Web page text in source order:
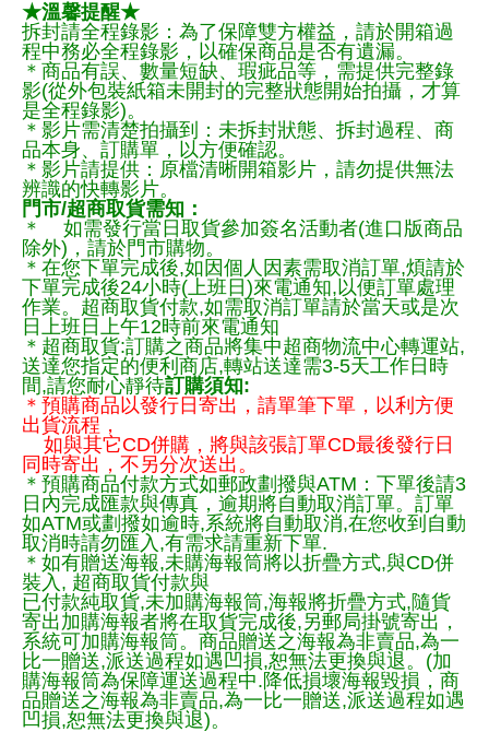
★溫馨提醒★
拆封請全程錄影：為了保障雙方權益，請於開箱過
程中務必全程錄影，以確保商品是否有遺漏。
＊商品有誤、數量短缺、瑕疵品等，需提供完整錄
影(從外包裝紙箱未開封的完整狀態開始拍攝，才算
是全程錄影)。
＊影片需清楚拍攝到：未拆封狀態、拆封過程、商
品本身、訂購單，以方便確認。
＊影片請提供：原檔清晰開箱影片，請勿提供無法
辨識的快轉影片。
門市/超商取貨需知：
＊ 如需發行當日取貨參加簽名活動者(進口版商品
除外)，請於門市購物。
＊在您下單完成後,如因個人因素需取消訂單,煩請於
下單完成後24小時(上班日)來電通知,以便訂單處理
作業。超商取貨付款,如需取消訂單請於當天或是次
日上班日上午12時前來電通知
＊超商取貨:訂購之商品將集中超商物流中心轉運站,
送達您指定的便利商店,轉站送達需3-5天工作日時
間,請您耐心靜待訂購須知:
＊預購商品以發行日寄出，請單筆下單，以利方便
出貨流程，
如與其它CD併購，將與該張訂單CD最後發行日
同時寄出，不另分次送出。
＊預購商品付款方式如郵政劃撥與ATM：下單後請3
日內完成匯款與傳真，逾期將自動取消訂單。訂單
如ATM或劃撥如逾時,系統將自動取消,在您收到自動
取消時請勿匯入,有需求請重新下單.
＊如有贈送海報,未購海報筒將以折疊方式,與CD併
裝入, 超商取貨付款與
已付款純取貨,未加購海報筒,海報將折疊方式,隨貨
寄出加購海報者將在取貨完成後,另郵局掛號寄出，
系統可加購海報筒。商品贈送之海報為非賣品,為一
比一贈送,派送過程如遇凹損,恕無法更換與退。(加
購海報筒為保障運送過程中.降低損壞海報毀損，商
品贈送之海報為非賣品,為一比一贈送,派送過程如遇
凹損,恕無法更換與退)。